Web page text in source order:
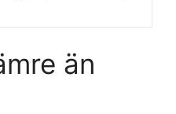
än